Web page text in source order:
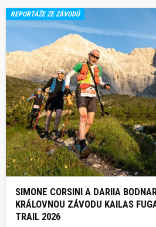
REPORTÁŽE ZE ZÁVODŮ
SIMONE CORSINI A DARIIA
KRÁLOVNOU ZÁVODU KAILAS
TRAIL 2026